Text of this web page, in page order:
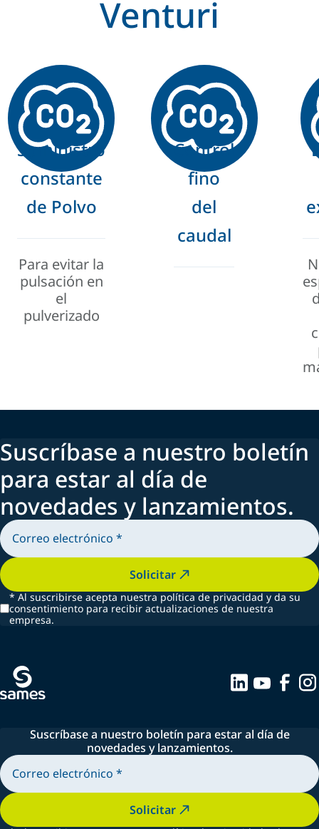
Venturi
Suministro
constante
de Polvo
Para evitar la
pulsación en
el
pulverizado
Control
fino
del
caudal
Suscríbase a nuestro boletín
para estar al día de
novedades y lanzamientos.
Solicitar
* Al suscribirse acepta nuestra política de privacidad y da su
consentimiento para recibir actualizaciones de nuestra
empresa.
Suscríbase a nuestro boletín para estar al día de
novedades y lanzamientos.
Solicitar